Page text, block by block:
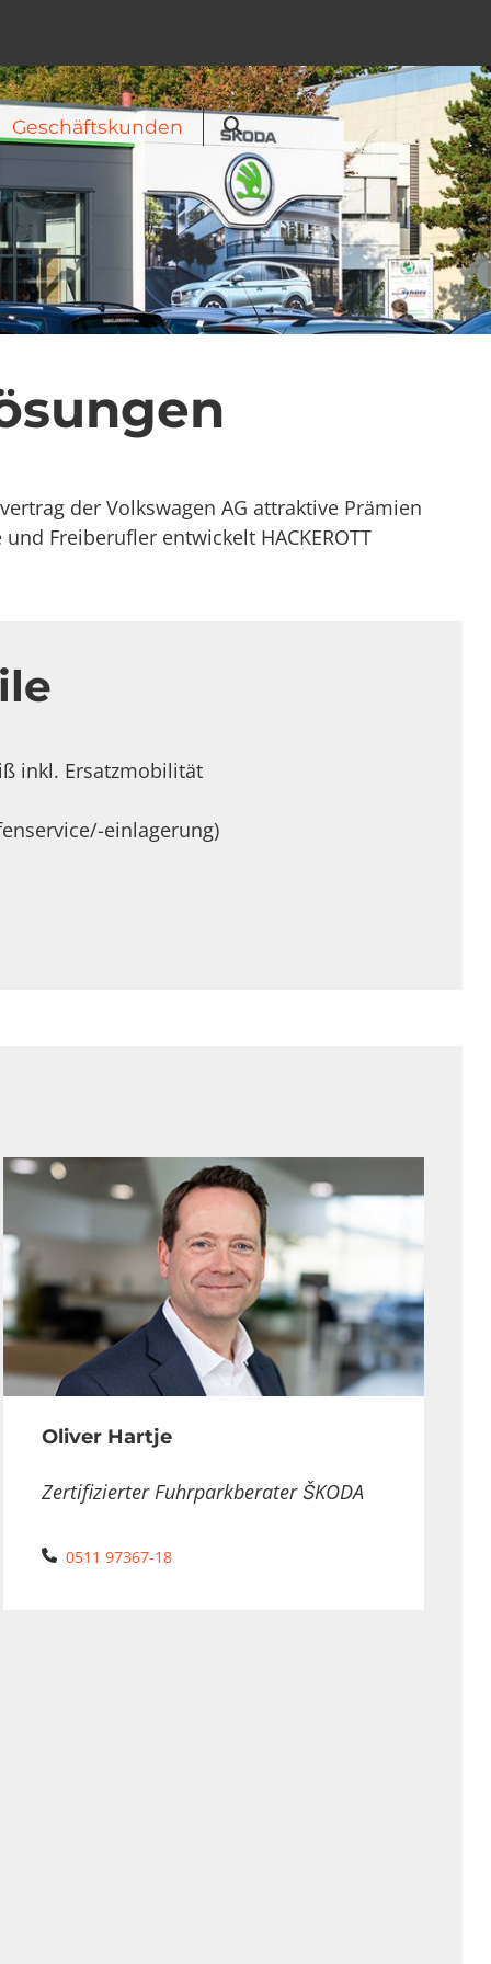
Geschäftskunden Suche
der Volkswagen AG attraktive Prämien
Freiberufler entwickelt HACKEROTT
inkl. Ersatzmobilität
einlagerung)
Oliver Hartje
Zertifizierter Fuhrparkberater ŠKODA
Telefon:
0511 97367-18